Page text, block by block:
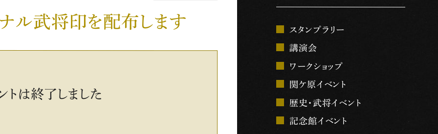
ル武将印を配布します
トは終了しました
スタンプラリー
講演会
ワークショップ
関ケ原イベント
歴史・武将イベント
記念館イベント